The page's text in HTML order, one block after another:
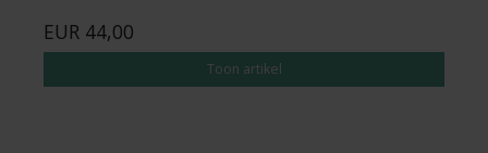
EUR 44,00
Toon artikel